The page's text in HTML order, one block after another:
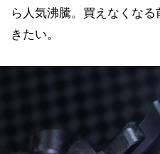
ら人気沸騰。買えなくな
きたい。